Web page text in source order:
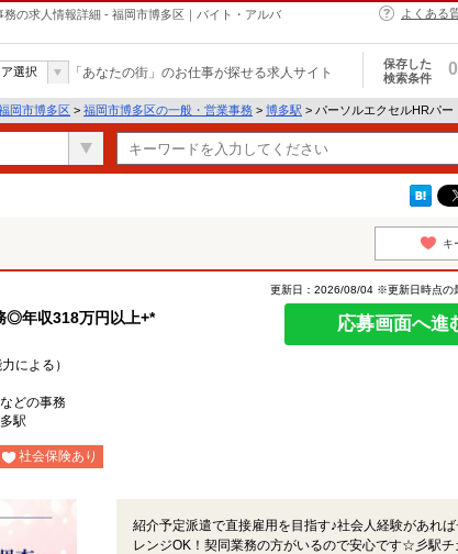
の求人情報詳細 - 福岡市博多区｜バイト・アルバ
よくある
選択 「あなたの街」のお仕事が探せる求人サイト
保存した
検索条件
0
岡市博多区 > 福岡市博多区の一般・営業事務 > 博多駅 > パーソルエクセルHRパ
キ
◎年収318万円以上+*
更新日：2026/08/04 ※更新日時点の
応募画面へ進
による）
どの事務
駅
社会保険あり
紹介予定派遣で直接雇用を目指す♪社会人経験があれば
レンジOK！契同業務の方がいるので安心です☆彡駅チ